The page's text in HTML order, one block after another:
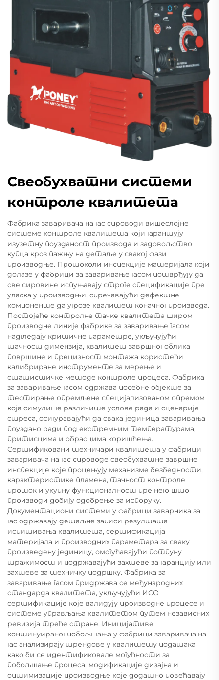
Свеобухватни системи
контроле квалитета
Фабрика заваривача на гас спроводи вишеслојне
системе контроле квалитета који гарантују
изузетну поузданост производа и задовољство
купца кроз пажњу на детаље у свакој фази
производње. Протоколи инспекције материјала који
долазе у фабрици за заваривање гасом потврђују да
све сировине испуњавају строге спецификације пре
уласка у производњи, спречавајући дефектне
компоненте да угрозе квалитет коначног производа.
Постојеће контролне тачке квалитета широм
производне линије фабрике за заваривање гасом
надгледају критичне параметре, укључујући
тачност димензија, квалитет завршног облика
површине и прецизност монтажа користећи
калибриране инструменте за мерење и
статистичке методе контроле процеса. Фабрика
за заваривање гасом одржава посебне објекте за
тестирање опремљене специјализованом опремом
која симулише различите услове рада и сценарије
стреса, осигуравајући да свака јединица заваривања
поуздано ради под екстремним температурама,
притисцима и обрасцима коришћења.
Сертификовани техничари квалитета у фабрици
заваривача на гас спроводе свеобухватне завршне
инспекције које процењују механизме безбедности,
карактеристике пламена, тачност контроле
проток и укупну функционалност пре него што
производи добију одобрење за испоруку.
Документациони системи у фабрици заварника за
гас одржавају детаљне записи резултата
испитивања квалитета, сертификација
материјала и производних параметара за сваку
произведену јединицу, омогућавајући потпуну
тражимост и подржавајући захтеве за гаранцију или
захтеве за техничку подршку. Фабрика за
заваривање гасом придржава се међународних
стандарда квалитета, укључујући ИСО
сертификације које валидују производне процесе и
системе управљања квалитетом путем независних
ревизија треће стране. Иницијативе
континуираног побољшања у фабрици заваривача на
гас анализирају трендове у квалитету података
како би се идентификовале могућности за
побољшање процеса, модификације дизајна и
оптимизације производње које додатно повећавају